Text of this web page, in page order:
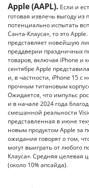
Apple (AAPL). Если и
готовая извлечь выгоду из
потенциально испытать
Санта-Клауса», то это
представляет новейшую
преддверии праздничных
товаров, включая iPhone и
сентябре Apple
и, в частности, iPhone 15 с
прочным титановым
Ожидается, что импульс
и в начале 2024 года
смешанной реальности
представленная в июне
новым продуктом Apple за
ожидания говорят о том,
могут выиграть от любого
Клауса». Средняя целевая
(около 10% апсайда).